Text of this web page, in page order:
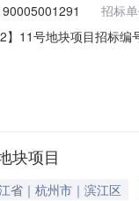
招标单
】11号地块项目招标
】【中标-
块项目
省｜杭州市｜滨江区